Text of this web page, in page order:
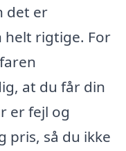
det er
helt rigtige. For
at du får din
er fejl og
pris, så du ikke